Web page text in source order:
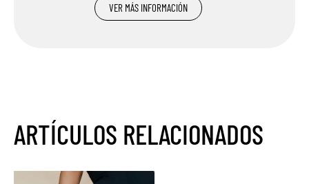
VER MÁS INFORMACIÓN
ARTÍCULOS RELACIONADOS